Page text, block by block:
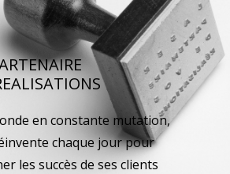
en constante mutation,
chaque jour pour
les succès de ses clients